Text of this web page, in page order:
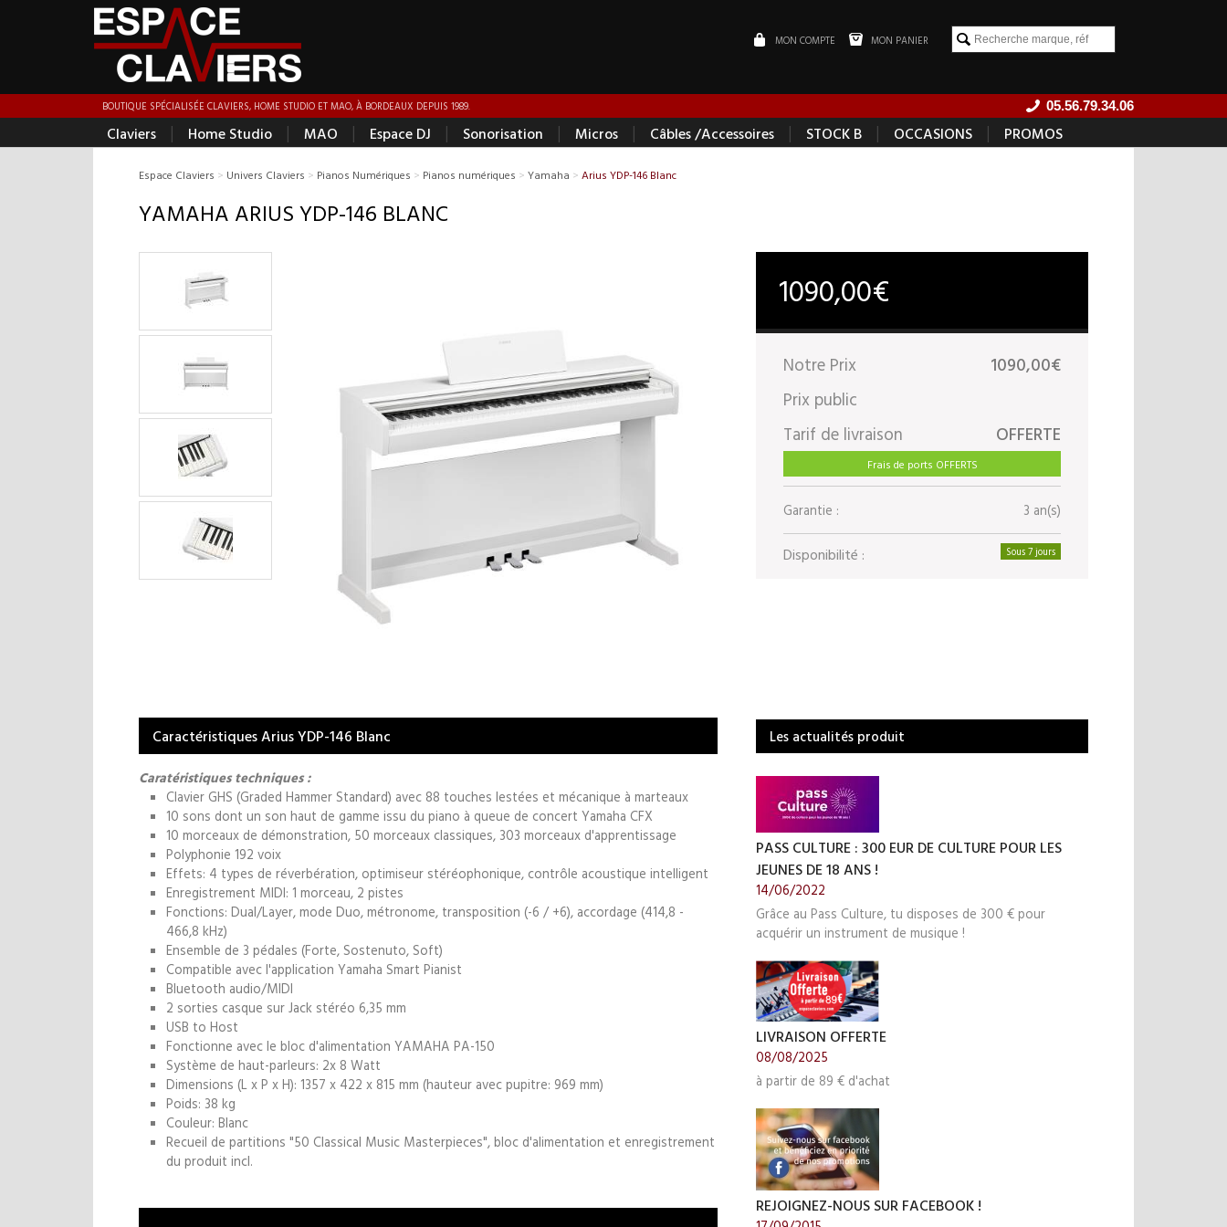
MON PANIER
MON COMPTE
05.56.79.34.06
BOUTIQUE SPÉCIALISÉE CLAVIERS, HOME STUDIO ET MAO, À BORDEAUX DEPUIS 1989.
Claviers | Home Studio | MAO | Espace DJ | Sonorisation | Micros | Câbles /Accessoires | STOCK B | OCCASIONS | PROMOS
Espace Claviers > Univers Claviers > Pianos Numériques > Pianos numériques > Yamaha > Arius YDP-146 Blanc
YAMAHA ARIUS YDP-146 BLANC
1090,00€
Notre Prix
1090,00€
Prix public
Tarif de livraison
OFFERTE
Frais de ports OFFERTS
Garantie : 3 an(s)
Disponibilité : Sous 7 jours
Les actualités produit
PASS CULTURE : 300 EUR DE CULTURE POUR LES
JEUNES DE 18 ANS !
14/06/2022
Grâce au Pass Culture, tu disposes de 300 € pour
acquérir un instrument de musique !
LIVRAISON OFFERTE
08/08/2025
à partir de 89 € d'achat
REJOIGNEZ-NOUS SUR FACEBOOK !
Caractéristiques Arius YDP-146 Blanc
Caratéristiques techniques :
Clavier GHS (Graded Hammer Standard) avec 88 touches lestées et mécanique à marteaux
10 sons dont un son haut de gamme issu du piano à queue de concert Yamaha CFX
10 morceaux de démonstration, 50 morceaux classiques, 303 morceaux d'apprentissage
Polyphonie 192 voix
Effets: 4 types de réverbération, optimiseur stéréophonique, contrôle acoustique intelligent
Enregistrement MIDI: 1 morceau, 2 pistes
Fonctions: Dual/Layer, mode Duo, métronome, transposition (-6 / +6), accordage (414,8 -
466,8 kHz)
Ensemble de 3 pédales (Forte, Sostenuto, Soft)
Compatible avec l'application Yamaha Smart Pianist
Bluetooth audio/MIDI
2 sorties casque sur Jack stéréo 6,35 mm
USB to Host
Fonctionne avec le bloc d'alimentation YAMAHA PA-150
Système de haut-parleurs: 2x 8 Watt
Dimensions (L x P x H): 1357 x 422 x 815 mm (hauteur avec pupitre: 969 mm)
Poids: 38 kg
Couleur: Blanc
Recueil de partitions "50 Classical Music Masterpieces", bloc d'alimentation et enregistrement
du produit incl.